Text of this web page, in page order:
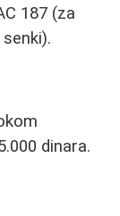
187 (za
dinara.